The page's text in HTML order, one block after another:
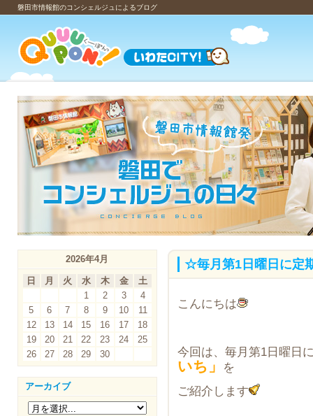
磐田市情報館のコンシェルジュによるブログ
☆毎月第1日曜日に定
こんにちは
今回は、毎月第1日曜日
いち」
を
ご紹介します
2026年4月
日 月 火 水 木 金
土
1
2 3
4
5
6 7 8 9 10
11
12
13 14 15 16 17
18
19
20 21 22 23 24
25
26
27 28 29 30
アーカイブ